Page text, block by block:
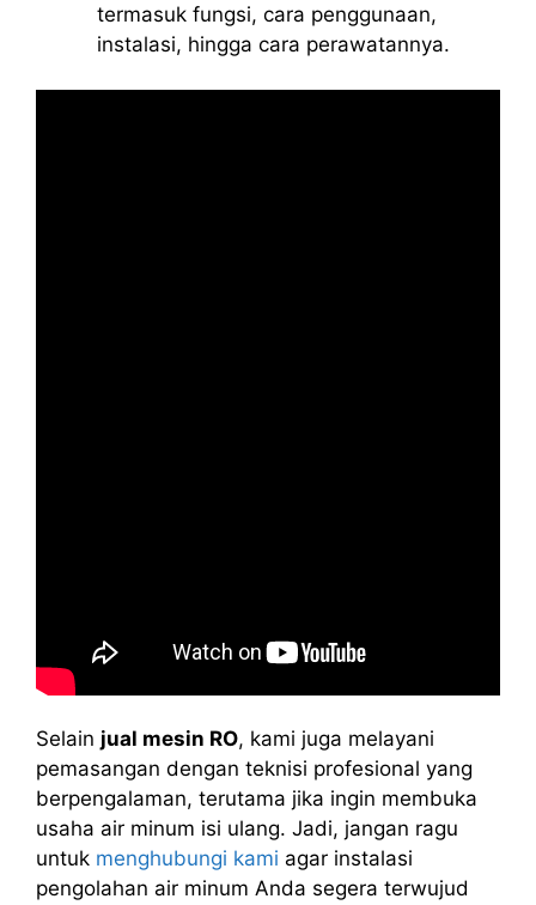
termasuk fungsi, cara penggunaan,
instalasi, hingga cara perawatannya.
Selain jual mesin RO, kami juga melayani
pemasangan dengan teknisi profesional yang
berpengalaman, terutama jika ingin membuka
usaha air minum isi ulang. Jadi, jangan ragu
untuk menghubungi kami agar instalasi
pengolahan air minum Anda segera terwujud